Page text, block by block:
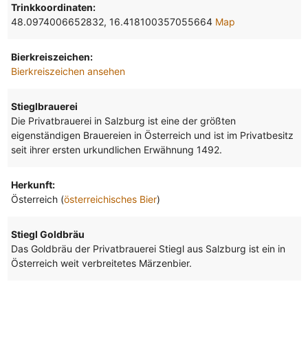
Trinkkoordinaten:
48.0974006652832, 16.418100357055664 Map
Bierkreiszeichen:
Bierkreiszeichen ansehen
Stieglbrauerei
Die Privatbrauerei in Salzburg ist eine der größten
eigenständigen Brauereien in Österreich und ist im Privatbesitz
seit ihrer ersten urkundlichen Erwähnung 1492.
Herkunft:
Österreich (österreichisches Bier)
Stiegl Goldbräu
Das Goldbräu der Privatbrauerei Stiegl aus Salzburg ist ein in
Österreich weit verbreitetes Märzenbier.